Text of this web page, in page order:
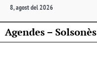
8, agost del 2026
Agendes – Solsonès